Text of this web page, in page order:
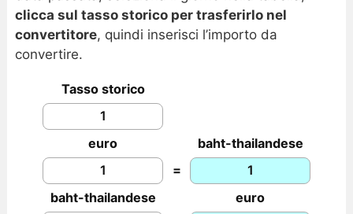
clicca sul tasso storico per trasferirlo nel
convertitore, quindi inserisci l’importo da
convertire.
Tasso storico
euro
baht-thailandese
=
baht-thailandese
euro